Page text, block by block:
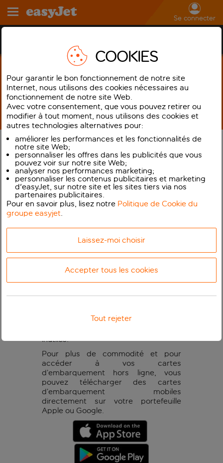
Se connecter
Effectuez votre
enregistrement et
téléchargez vos cartes
d’embarquement mobiles à
partir de notre application
pour les vols en partance de
la plupart des aéroports au
sein de notre réseau
Les cartes d’embarquement mobile
également réduire les déchets de
inutiles.
Pour plus de commodité et pour
accéder à vos cartes
d’embarquement hors ligne, vous
pouvez télécharger des cartes
d’embarquement mobiles
directement sur votre portefeuille
Apple ou Google.
COOKIES
Pour garantir le bon fonctionnement de notre site
Internet, nous utilisons des cookies nécessaires au
fonctionnement de notre site Web.
Avec votre consentement, que vous pouvez retirer ou
modifier à tout moment, nous utilisons des cookies et
autres technologies alternatives pour:
améliorer les performances et les fonctionnalités de
notre site Web;
personnaliser les offres dans les publicités que vous
pouvez voir sur notre site Web;
analyser nos performances marketing;
personnaliser les contenus publicitaires et marketing
d'easyJet, sur notre site et les sites tiers via nos
partenaires publicitaires.
Pour en savoir plus, lisez notre Politique de Cookie du
groupe easyjet.
Laissez-moi choisir
Accepter tous les cookies
Tout rejeter